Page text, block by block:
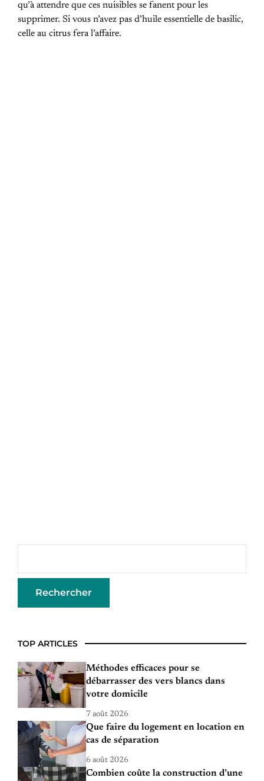
qu’à attendre que ces nuisibles se fanent pour les
supprimer. Si vous n’avez pas d’huile essentielle de basilic,
celle au citrus fera l’affaire.
TOP ARTICLES
Méthodes efficaces pour se
débarrasser des vers blancs dans
votre domicile
7 août 2026
Que faire du logement en location en
cas de séparation
6 août 2026
Combien coûte la construction d’une